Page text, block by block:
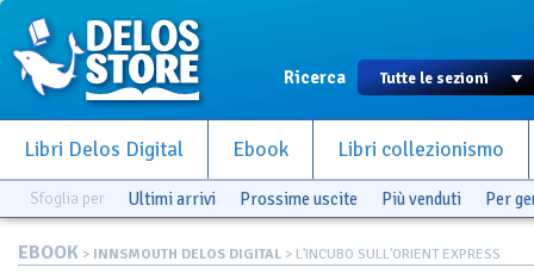
Ricerca
Libri Delos Digital Ebook Libri collezionismo
Sfoglia per Ultimi arrivi Prossime uscite Più venduti Per
EBOOK > INNSMOUTH DELOS DIGITAL > L'INCUBO SULL'ORIENT EXPRESS